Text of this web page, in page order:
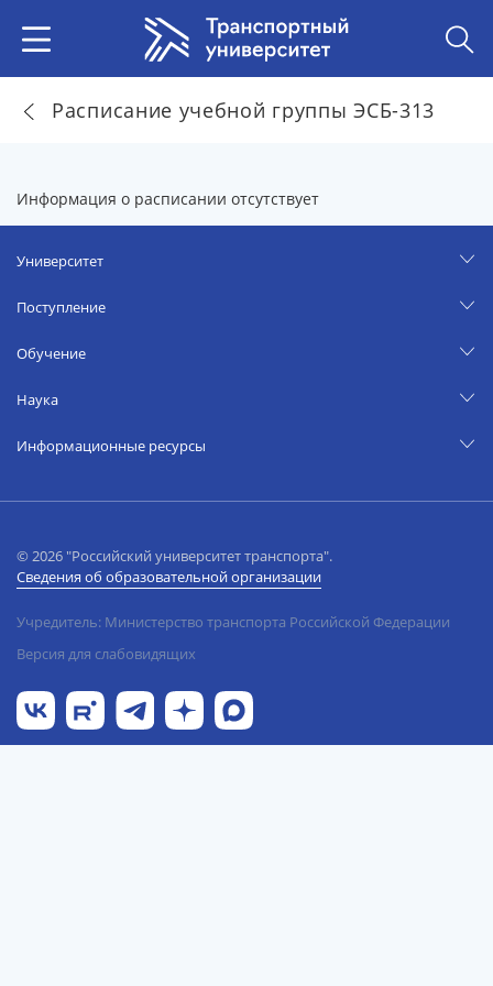
Расписание учебной группы ЭСБ-313
Информация о расписании отсутствует
Университет
Поступление
Обучение
Наука
Информационные ресурсы
© 2026 "Российский университет транспорта".
Сведения об образовательной организации
Учредитель: Министерство транспорта Российской Федерации
Версия для слабовидящих